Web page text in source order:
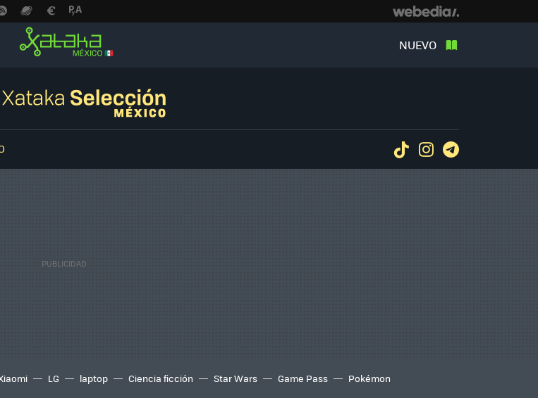
NUEVO
TiktokInstagram
LG laptop Ciencia ficción Star Wars Game Pass Pokémon